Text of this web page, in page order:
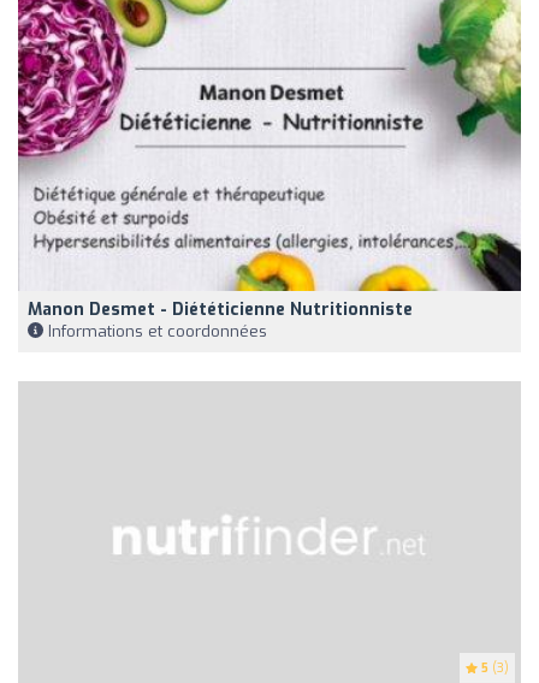
Manon Desmet - Diététicienne Nutritionniste
Informations et coordonnées
5 (3)